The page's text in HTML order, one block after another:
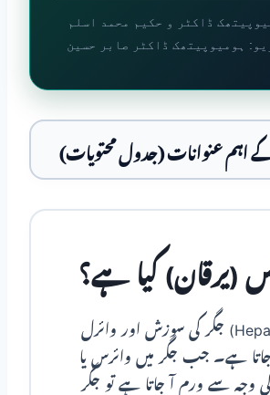
ڈاکٹر و حکیم محمد اسلم
ہومیوپیتھک ڈاکٹر صابر حسین
اہم عنوانات (جدول محتویات)
ہیپاٹائٹس (Hepatitis) جگر کی سوزش اور وائرل
جاتا ہے۔ جب جگر میں وائرس یا
وجہ سے ورم آ جاتا ہے تو جگر